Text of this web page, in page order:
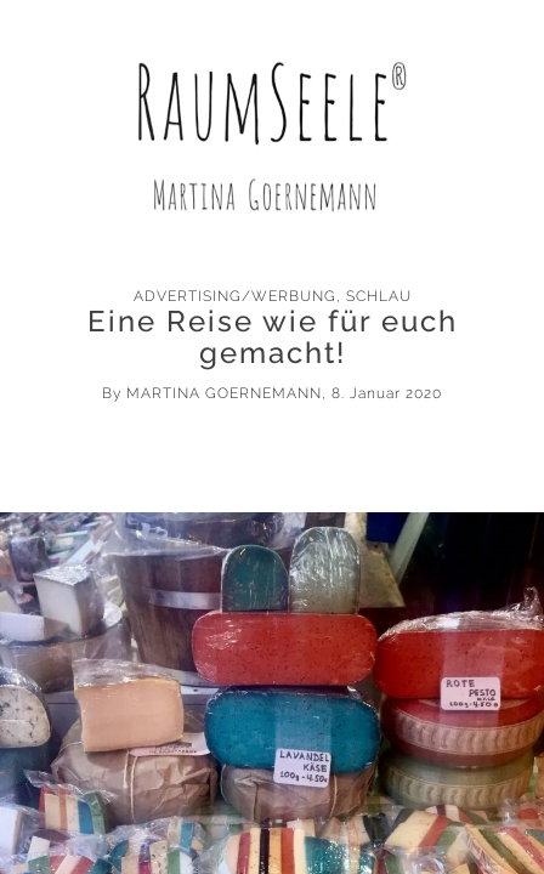
ADVERTISING/WERBUNG , SCHLAU
Eine Reise wie für euch
gemacht!
By MARTINA GOERNEMANN , 8. Januar 2020